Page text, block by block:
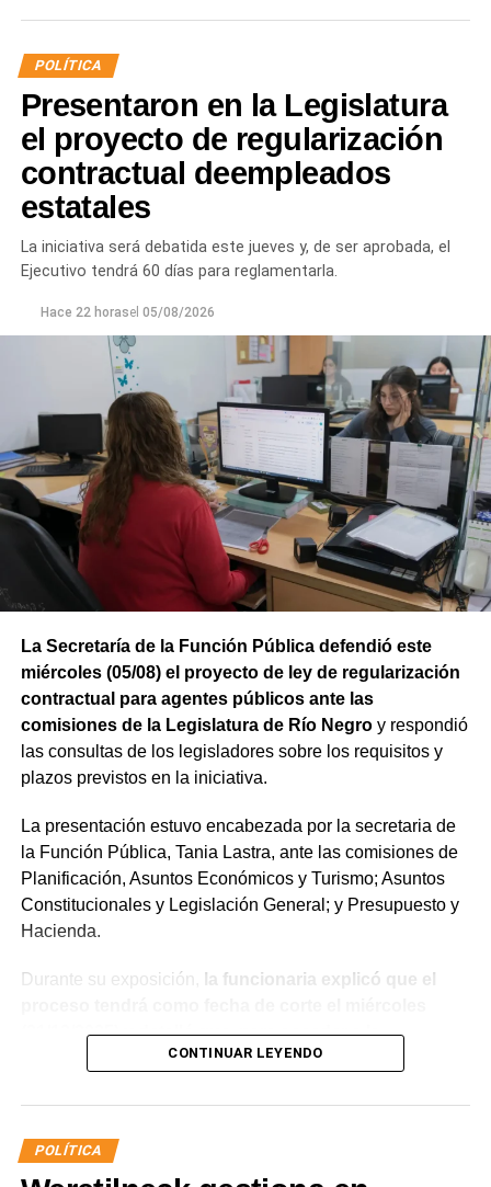
POLÍTICA
Presentaron en la Legislatura
el proyecto de regularización
contractual deempleados
estatales
La iniciativa será debatida este jueves y, de ser aprobada, el
Ejecutivo tendrá 60 días para reglamentarla.
Hace 22 horasel 05/08/2026
La Secretaría de la Función Pública defendió este
miércoles (05/08) el proyecto de ley de regularización
contractual para agentes públicos ante las
comisiones de la Legislatura de Río Negroy respondió
las consultas de los legisladores sobre los requisitos y
plazos previstos en la iniciativa.
La presentación estuvo encabezada por la secretaria de
la Función Pública, Tania Lastra, ante las comisiones de
Planificación, Asuntos Económicos y Turismo; Asuntos
Constitucionales y Legislación General; y Presupuesto y
Hacienda.
Durante su exposición,
la funcionaria explicó que el
(31/12/2025) y detalló que, para acceder a la
estabilidad, los agentes deberán aprobar el examen
Administración Pública (IPAP), no registrar sanciones
superiores a 10 días de suspensión ante la Junta de
Disciplina, contar con un informe favorable y acreditar
CONTINUAR LEYENDO
POLÍTICA